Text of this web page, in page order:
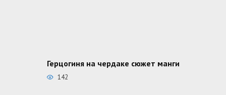
Герцогиня на чердаке сюжет манги
142